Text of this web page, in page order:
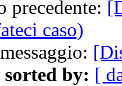
precedente:
caso)
sorted by: [